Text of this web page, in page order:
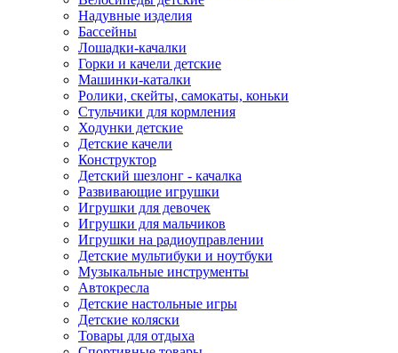
Надувные изделия
Бассейны
Лошадки-качалки
Горки и качели детские
Машинки-каталки
Ролики, скейты, самокаты, коньки
Стульчики для кормления
Ходунки детские
Детские качели
Конструктор
Детский шезлонг - качалка
Развивающие игрушки
Игрушки для девочек
Игрушки для мальчиков
Игрушки на радиоуправлении
Детские мультибуки и ноутбуки
Музыкальные инструменты
Автокресла
Детские настольные игры
Детские коляски
Товары для отдыха